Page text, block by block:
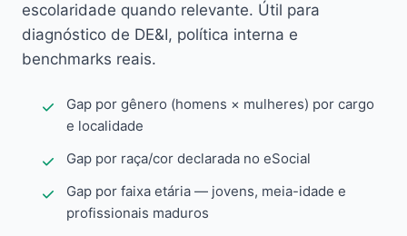
escolaridade quando relevante. Útil para
diagnóstico de DE&I, política interna e
benchmarks reais.
Gap por gênero (homens × mulheres) por cargo
e localidade
Gap por raça/cor declarada no eSocial
Gap por faixa etária — jovens, meia-idade e
profissionais maduros